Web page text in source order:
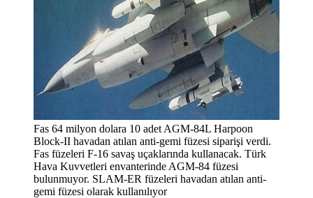
Fas 64 milyon dolara 10 adet AGM-84L Harpoon
Block-II havadan atılan anti-gemi füzesi siparişi verdi.
Fas füzeleri F-16 savaş uçaklarında kullanacak. Türk
Hava Kuvvetleri envanterinde AGM-84 füzesi
bulunmuyor. SLAM-ER füzeleri havadan atılan anti-
gemi füzesi olarak kullanılıyor